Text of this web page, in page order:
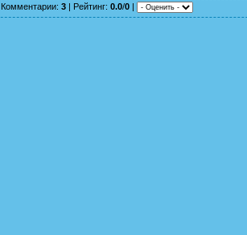
Комментарии: 3 | Рейтинг: 0.0/0 |